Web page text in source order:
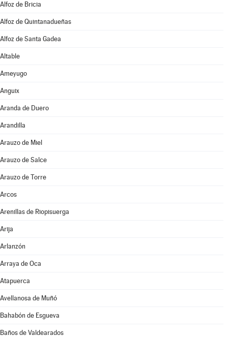
Alfoz de Bricia
Alfoz de Quintanadueñas
Alfoz de Santa Gadea
Altable
Ameyugo
Anguix
Aranda de Duero
Arandilla
Arauzo de Miel
Arauzo de Salce
Arauzo de Torre
Arcos
Arenillas de Riopisuerga
Arija
Arlanzón
Arraya de Oca
Atapuerca
Avellanosa de Muñó
Bahabón de Esgueva
Baños de Valdearados